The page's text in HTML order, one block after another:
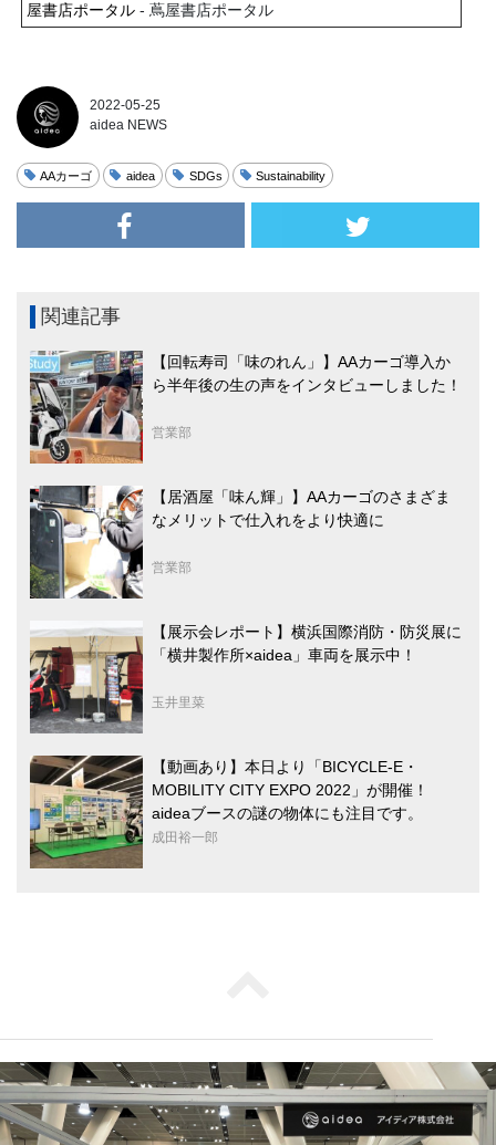
屋書店ポータル - 蔦屋書店ポータル
2022-05-25
aidea NEWS
AAカーゴ aidea SDGs Sustainability
関連記事
【回転寿司「味のれん」】AAカーゴ導入か
ら半年後の生の声をインタビューしました！
営業部
【居酒屋「味ん輝」】AAカーゴのさまざま
なメリットで仕入れをより快適に
営業部
【展示会レポート】横浜国際消防・防災展に
「横井製作所×aidea」車両を展示中！
玉井里菜
【動画あり】本日より「BICYCLE-E・
MOBILITY CITY EXPO 2022」が開催！
aideaブースの謎の物体にも注目です。
成田裕一郎